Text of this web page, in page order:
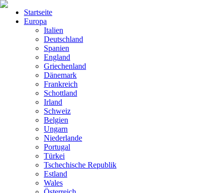
Startseite
Europa
Italien
Deutschland
Spanien
England
Griechenland
Dänemark
Frankreich
Schottland
Irland
Schweiz
Belgien
Ungarn
Niederlande
Portugal
Türkei
Tschechische Republik
Estland
Wales